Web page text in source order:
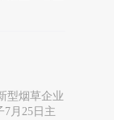
型烟草企业
7月25日主